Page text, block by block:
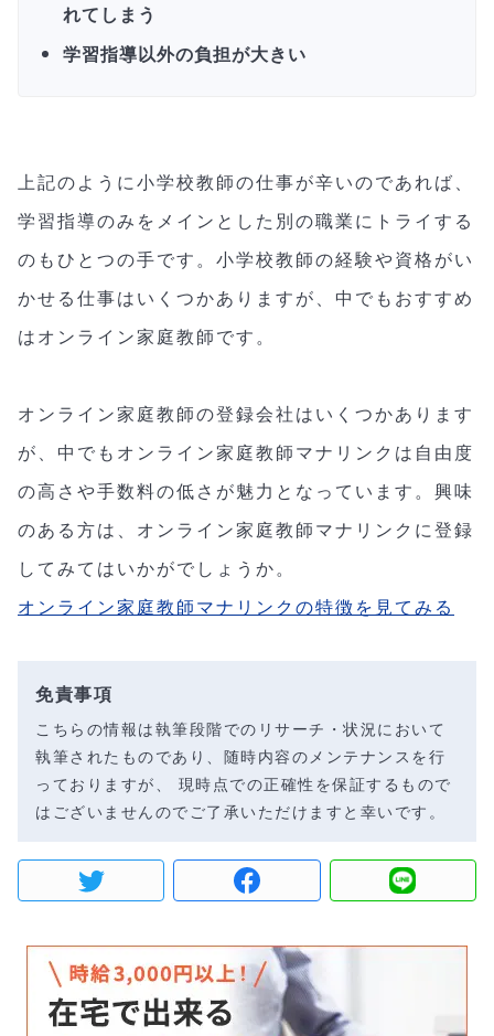
れてしまう
学習指導以外の負担が大きい
上記のように小学校教師の仕事が辛いのであれば、
学習指導のみをメインとした別の職業にトライする
のもひとつの手です。小学校教師の経験や資格がい
かせる仕事はいくつかありますが、中でもおすすめ
はオンライン家庭教師です。
オンライン家庭教師の登録会社はいくつかあります
が、中でもオンライン家庭教師マナリンクは自由度
の高さや手数料の低さが魅力となっています。興味
のある方は、オンライン家庭教師マナリンクに登録
してみてはいかがでしょうか。
オンライン家庭教師マナリンクの特徴を見てみる
免責事項
こちらの情報は執筆段階でのリサーチ・状況において
執筆されたものであり、随時内容のメンテナンスを行
っておりますが、 現時点での正確性を保証するもので
はございませんのでご了承いただけますと幸いです。